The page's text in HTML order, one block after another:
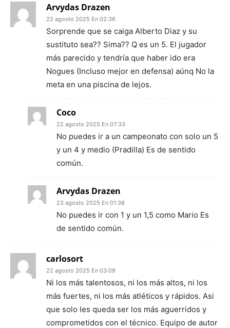
Arvydas Drazen
22 agosto 2025 En 02:36
Sorprende que se caiga Alberto Diaz y su
sustituto sea?? Sima?? Q es un 5. El jugador
más parecido y tendría que haber ido era
Nogues (Incluso mejor en defensa) aúnq No la
meta en una piscina de lejos.
Coco
22 agosto 2025 En 07:33
No puedes ir a un campeonato con solo un 5
y un 4 y medio (Pradilla) Es de sentido
común.
Arvydas Drazen
23 agosto 2025 En 01:38
No puedes ir con 1 y un 1,5 como Mario Es
de sentido común.
carlosort
22 agosto 2025 En 03:09
Ni los más talentosos, ni los más altos, ni los
más fuertes, ni los más atléticos y rápidos. Asi
que solo les queda ser los más aguerridos y
comprometidos con el técnico. Equipo de autor